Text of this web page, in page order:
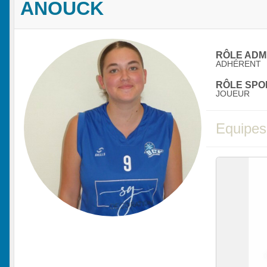
ANOUCK
RÔLE
ADHÉRENT
RÔLE
JOUEUR
Equipes